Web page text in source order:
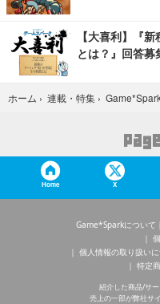
【大喜利】『
とは？』回答募
ホーム › 連載・特集 ›
Home X
Game*Sparkについて
個人情報の取り扱い
特定
紹介した商品/サー
売上の一部が弊社サ